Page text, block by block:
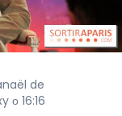
de
о 16:16